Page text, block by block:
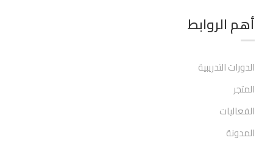
أهم الروابط​
الدورات التدريبية
المتجر
الفعاليات
المدونة